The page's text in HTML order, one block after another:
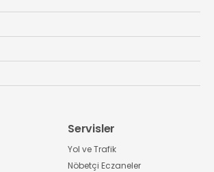
Servisler
Yol ve Trafik
Nöbetçi Eczaneler